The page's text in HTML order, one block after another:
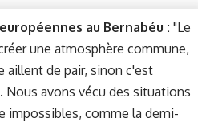
au Bernabéu : "Le
une atmosphère commune,
aillent de pair, sinon c'est
Nous avons vécu des situations
impossibles, comme la demi-